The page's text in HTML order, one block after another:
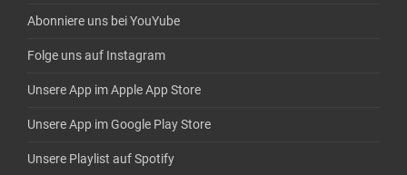
Abonniere uns bei YouYube
Folge uns auf Instagram
Unsere App im Apple App Store
Unsere App im Google Play Store
Unsere Playlist auf Spotify